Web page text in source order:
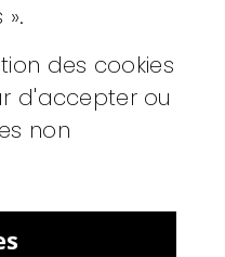
des cookies
d'accepter ou
non